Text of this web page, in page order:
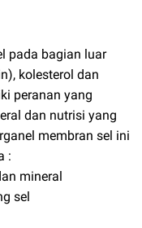
pada bagian luar
kolesterol dan
peranan yang
dan nutrisi yang
membran sel ini
:
mineral
sel